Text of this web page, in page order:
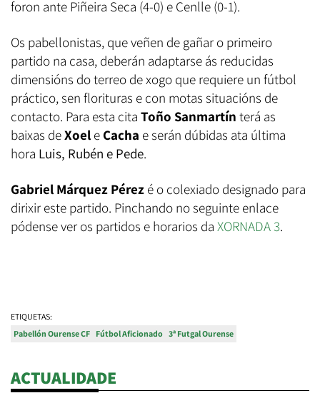
foron ante Piñeira Seca (4-0) e Cenlle (0-1).
Os pabellonistas, que veñen de gañar o primeiro
partido na casa, deberán adaptarse ás reducidas
dimensións do terreo de xogo que requiere un fútbol
práctico, sen florituras e con motas situacións de
contacto. Para esta cita Toño Sanmartín terá as
baixas deXoel e Cacha e serán dúbidas ata última
hora Luis, Rubén e Pede.
Gabriel Márquez Pérez é o colexiado designado para
dirixir este partido. Pinchando no seguinte enlace
pódense ver os partidos e horarios da XORNADA 3.
ETIQUETAS:
Pabellón Ourense CF Fútbol Aficionado 3ª Futgal Ourense
ACTUALIDADE